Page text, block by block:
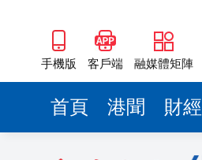
手機版 客戶端 融媒體矩陣
首頁 港聞 財經